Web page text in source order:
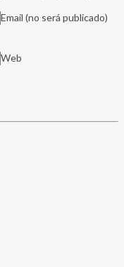
Email (no será publicado)
Web